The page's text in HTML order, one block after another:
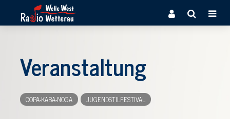
Veranstaltung
COPA-KABA-NOGA JUGENDSTILFESTIVAL